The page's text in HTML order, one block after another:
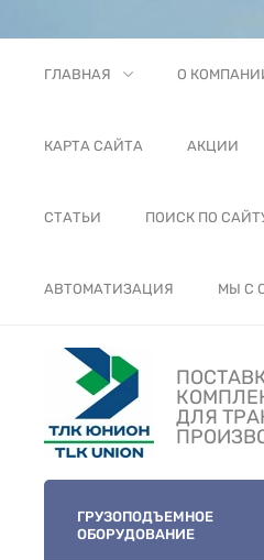
ГЛАВНАЯ О
КАРТА САЙТА АКЦИИ
СТАТЬИ ПОИСК ПО
АВТОМАТИЗАЦИЯ МЫ С
ДЛЯ
ГРУЗОПОДЪЕМНОЕ
ОБОРУДОВАНИЕ